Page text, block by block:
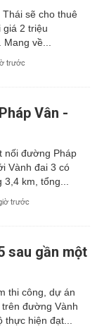
sẽ cho thuê
giá 2 triệu
về...
trước
Vân -
nối đường Pháp
Vành đai 3 có
km, tổng...
trước
sau gần một
thi công, dự án
đường Vành
hiện đạt...